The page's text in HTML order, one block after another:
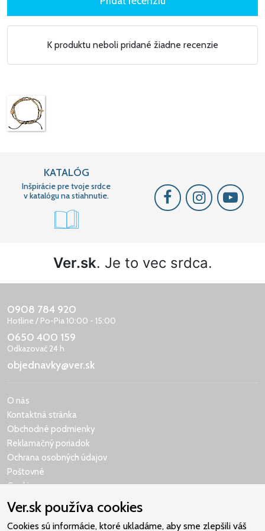
K produktu neboli pridané žiadne recenzie
KATALÓG
Inšpirácie pre tvoje srdce
v katalógu na stiahnutie.
Ver.sk. Je to vec srdca.
0908 784 920
Hotline / Po-Pia 10:00 - 15:00
0650 400 159
Odkazovač 24 h
objednavky@ver.sk
O nás
Kontaktná stránka
Obchodné podmienky
Reklamačný poriadok
Ochrana osobných údajov
Poštovné
Cookies
Ver.sk používa cookies
Cookies sú informácie, ktoré ukladáme, aby sme zlepšili váš